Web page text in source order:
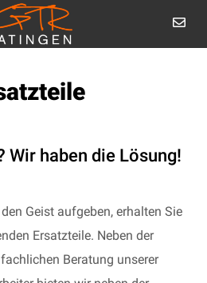
Wir haben die Lösung!
Geist aufgeben, erhalten Sie
Ersatzteile. Neben der
Beratung unserer